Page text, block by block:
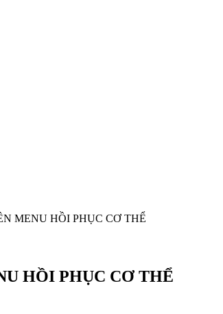
MENU HỒI PHỤC CƠ THỂ
HỒI PHỤC CƠ THỂ